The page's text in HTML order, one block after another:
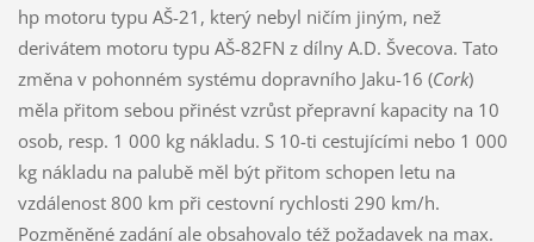
hp motoru typu AŠ-21, který nebyl ničím jiným, než
derivátem motoru typu AŠ-82FN z dílny A.D. Švecova. Tato
změna v pohonném systému dopravního Jaku-16 (Cork)
měla přitom sebou přinést vzrůst přepravní kapacity na 10
osob, resp. 1 000 kg nákladu. S 10-ti cestujícími nebo 1 000
kg nákladu na palubě měl být přitom schopen letu na
vzdálenost 800 km při cestovní rychlosti 290 km/h.
Pozměněné zadání ale obsahovalo též požadavek na max.